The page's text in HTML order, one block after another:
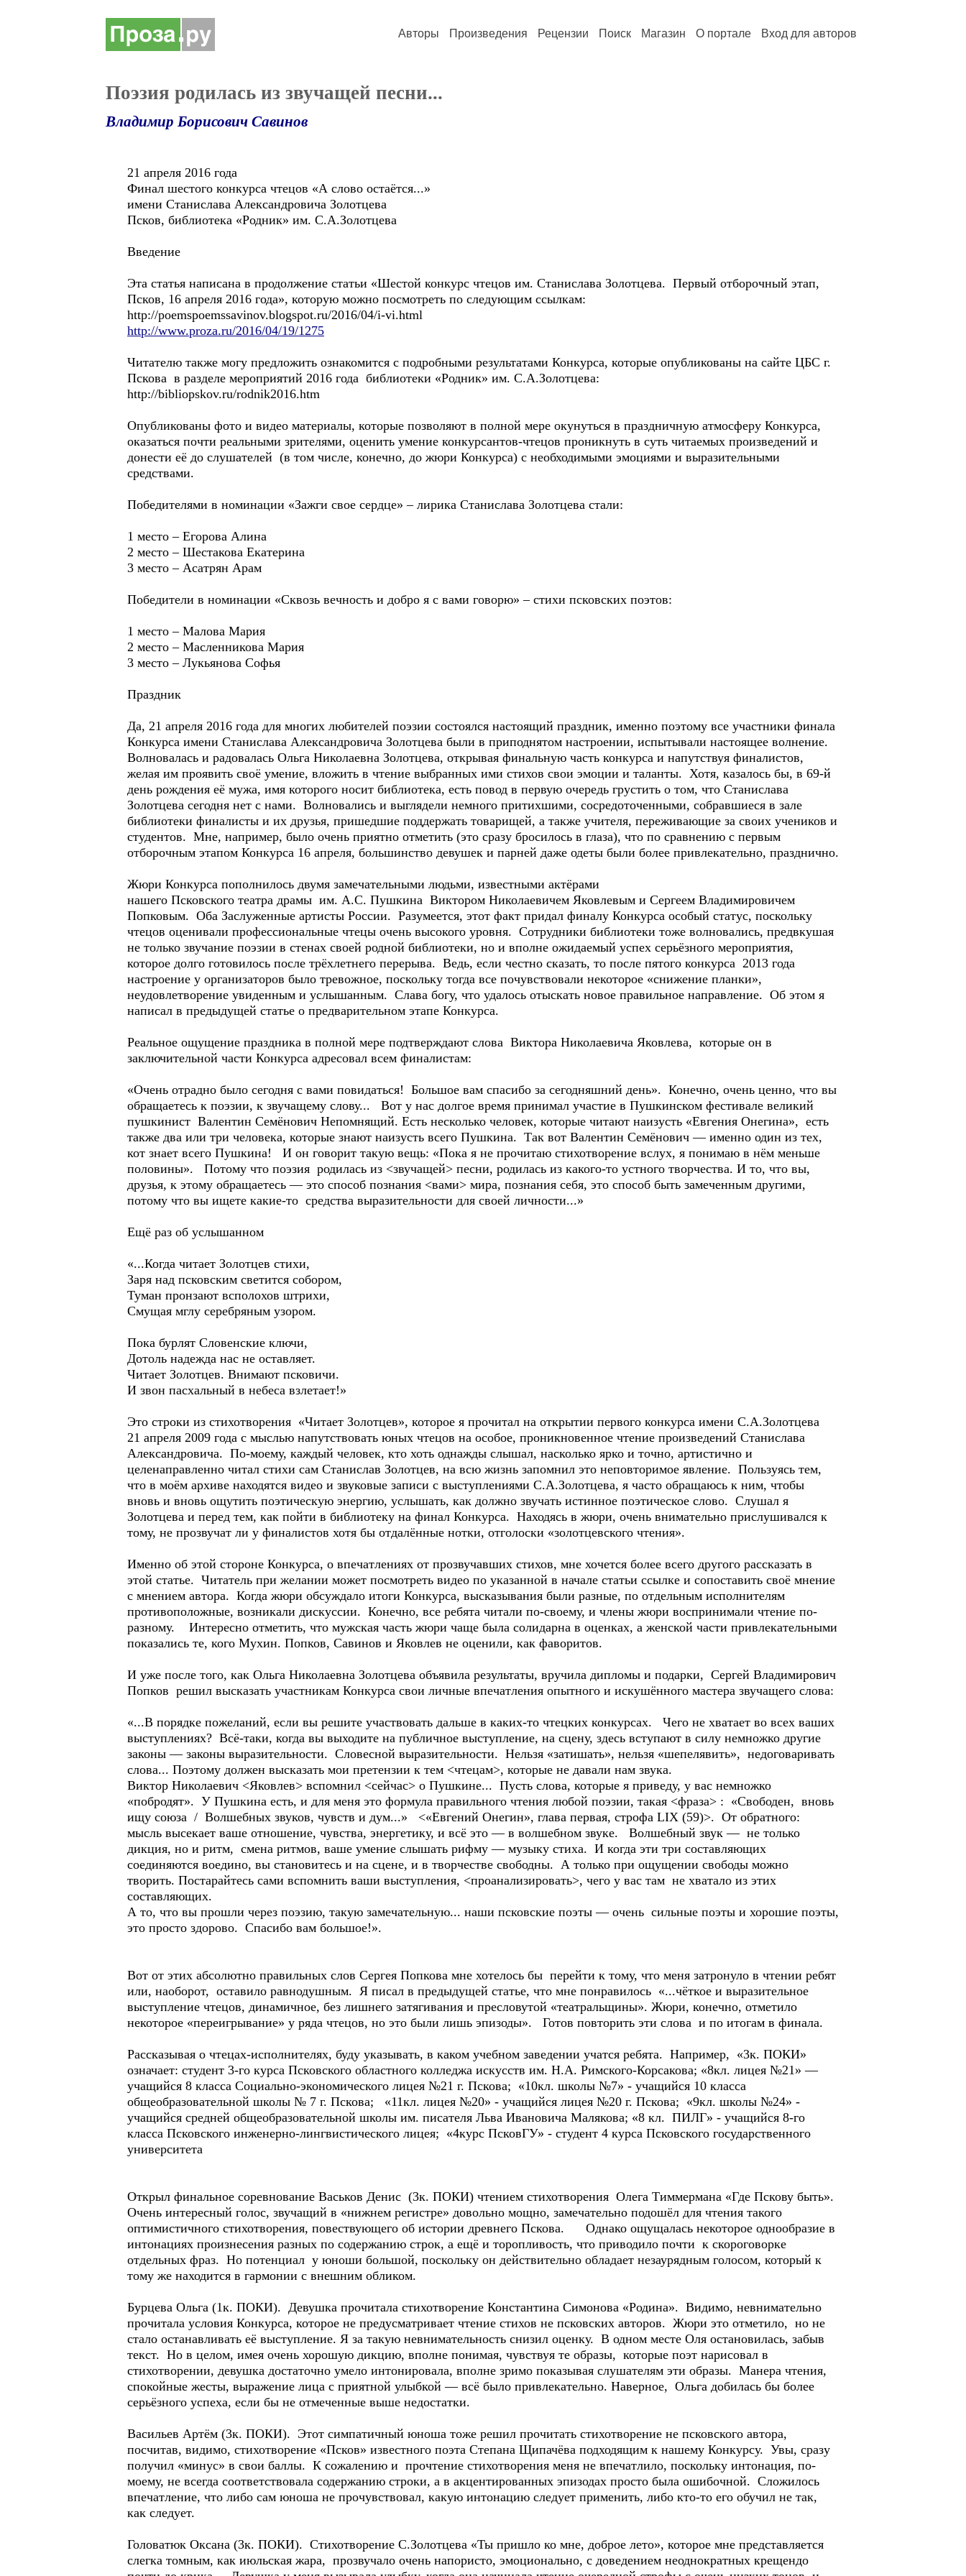
Авторы Произведения Рецензии Поиск Магазин О портале Вход для авторов
Поэзия родилась из звучащей песни...
Владимир Борисович Савинов
21 апреля 2016 года
Финал шестого конкурса чтецов «А слово остаётся...»
имени Станислава Александровича Золотцева
Псков, библиотека «Родник» им. С.А.Золотцева
Введение
Эта статья написана в продолжение статьи «Шестой конкурс чтецов им. Станислава Золотцева. Первый отборочный этап,
Псков, 16 апреля 2016 года», которую можно посмотреть по следующим ссылкам:
http://poemspoemssavinov.blogspot.ru/2016/04/i-vi.html
http://www.proza.ru/2016/04/19/1275
Читателю также могу предложить ознакомится с подробными результатами Конкурса, которые опубликованы на сайте ЦБС г.
Пскова в разделе мероприятий 2016 года библиотеки «Родник» им. С.А.Золотцева:
http://bibliopskov.ru/rodnik2016.htm
Опубликованы фото и видео материалы, которые позволяют в полной мере окунуться в праздничную атмосферу Конкурса,
оказаться почти реальными зрителями, оценить умение конкурсантов-чтецов проникнуть в суть читаемых произведений и
донести её до слушателей (в том числе, конечно, до жюри Конкурса) с необходимыми эмоциями и выразительными
средствами.
Победителями в номинации «Зажги свое сердце» – лирика Станислава Золотцева стали:
1 место – Егорова Алина
2 место – Шестакова Екатерина
3 место – Асатрян Арам
Победители в номинации «Сквозь вечность и добро я с вами говорю» – стихи псковских поэтов:
1 место – Малова Мария
2 место – Масленникова Мария
3 место – Лукьянова Софья
Праздник
Да, 21 апреля 2016 года для многих любителей поэзии состоялся настоящий праздник, именно поэтому все участники финала
Конкурса имени Станислава Александровича Золотцева были в приподнятом настроении, испытывали настоящее волнение.
Волновалась и радовалась Ольга Николаевна Золотцева, открывая финальную часть конкурса и напутствуя финалистов,
желая им проявить своё умение, вложить в чтение выбранных ими стихов свои эмоции и таланты. Хотя, казалось бы, в 69-й
день рождения её мужа, имя которого носит библиотека, есть повод в первую очередь грустить о том, что Станислава
Золотцева сегодня нет с нами. Волновались и выглядели немного притихшими, сосредоточенными, собравшиеся в зале
библиотеки финалисты и их друзья, пришедшие поддержать товарищей, а также учителя, переживающие за своих учеников и
студентов. Мне, например, было очень приятно отметить (это сразу бросилось в глаза), что по сравнению с первым
отборочным этапом Конкурса 16 апреля, большинство девушек и парней даже одеты были более привлекательно, празднично.
Жюри Конкурса пополнилось двумя замечательными людьми, известными актёрами
нашего Псковского театра драмы им. А.С. Пушкина Виктором Николаевичем Яковлевым и Сергеем Владимировичем
Попковым. Оба Заслуженные артисты России. Разумеется, этот факт придал финалу Конкурса особый статус, поскольку
чтецов оценивали профессиональные чтецы очень высокого уровня. Сотрудники библиотеки тоже волновались, предвкушая
не только звучание поэзии в стенах своей родной библиотеки, но и вполне ожидаемый успех серьёзного мероприятия,
которое долго готовилось после трёхлетнего перерыва. Ведь, если честно сказать, то после пятого конкурса 2013 года
настроение у организаторов было тревожное, поскольку тогда все почувствовали некоторое «снижение планки»,
неудовлетворение увиденным и услышанным. Слава богу, что удалось отыскать новое правильное направление. Об этом я
написал в предыдущей статье о предварительном этапе Конкурса.
Реальное ощущение праздника в полной мере подтверждают слова Виктора Николаевича Яковлева, которые он в
заключительной части Конкурса адресовал всем финалистам:
«Очень отрадно было сегодня с вами повидаться! Большое вам спасибо за сегодняшний день». Конечно, очень ценно, что вы
обращаетесь к поэзии, к звучащему слову... Вот у нас долгое время принимал участие в Пушкинском фестивале великий
пушкинист Валентин Семёнович Непомнящий. Есть несколько человек, которые читают наизусть «Евгения Онегина», есть
также два или три человека, которые знают наизусть всего Пушкина. Так вот Валентин Семёнович — именно один из тех,
кот знает всего Пушкина! И он говорит такую вещь: «Пока я не прочитаю стихотворение вслух, я понимаю в нём меньше
половины». Потому что поэзия родилась из <звучащей> песни, родилась из какого-то устного творчества. И то, что вы,
друзья, к этому обращаетесь — это способ познания <вами> мира, познания себя, это способ быть замеченным другими,
потому что вы ищете какие-то средства выразительности для своей личности...»
Ещё раз об услышанном
«...Когда читает Золотцев стихи,
Заря над псковским светится собором,
Туман пронзают всполохов штрихи,
Смущая мглу серебряным узором.
Пока бурлят Словенские ключи,
Дотоль надежда нас не оставляет.
Читает Золотцев. Внимают псковичи.
И звон пасхальный в небеса взлетает!»
Это строки из стихотворения «Читает Золотцев», которое я прочитал на открытии первого конкурса имени С.А.Золотцева
21 апреля 2009 года с мыслью напутствовать юных чтецов на особое, проникновенное чтение произведений Станислава
Александровича. По-моему, каждый человек, кто хоть однажды слышал, насколько ярко и точно, артистично и
целенаправленно читал стихи сам Станислав Золотцев, на всю жизнь запомнил это неповторимое явление. Пользуясь тем,
что в моём архиве находятся видео и звуковые записи с выступлениями С.А.Золотцева, я часто обращаюсь к ним, чтобы
вновь и вновь ощутить поэтическую энергию, услышать, как должно звучать истинное поэтическое слово. Слушал я
Золотцева и перед тем, как пойти в библиотеку на финал Конкурса. Находясь в жюри, очень внимательно прислушивался к
тому, не прозвучат ли у финалистов хотя бы отдалённые нотки, отголоски «золотцевского чтения».
Именно об этой стороне Конкурса, о впечатлениях от прозвучавших стихов, мне хочется более всего другого рассказать в
этой статье. Читатель при желании может посмотреть видео по указанной в начале статьи ссылке и сопоставить своё мнение
с мнением автора. Когда жюри обсуждало итоги Конкурса, высказывания были разные, по отдельным исполнителям
противоположные, возникали дискуссии. Конечно, все ребята читали по-своему, и члены жюри воспринимали чтение по-
разному. Интересно отметить, что мужская часть жюри чаще была солидарна в оценках, а женской части привлекательными
показались те, кого Мухин. Попков, Савинов и Яковлев не оценили, как фаворитов.
И уже после того, как Ольга Николаевна Золотцева объявила результаты, вручила дипломы и подарки, Сергей Владимирович
Попков решил высказать участникам Конкурса свои личные впечатления опытного и искушённого мастера звучащего слова:
«...В порядке пожеланий, если вы решите участвовать дальше в каких-то чтецких конкурсах. Чего не хватает во всех ваших
выступлениях? Всё-таки, когда вы выходите на публичное выступление, на сцену, здесь вступают в силу немножко другие
законы — законы выразительности. Словесной выразительности. Нельзя «затишать», нельзя «шепелявить», недоговаривать
слова... Поэтому должен высказать мои претензии к тем <чтецам>, которые не давали нам звука.
Виктор Николаевич <Яковлев> вспомнил <сейчас> о Пушкине... Пусть слова, которые я приведу, у вас немножко
«побродят». У Пушкина есть, и для меня это формула правильного чтения любой поэзии, такая <фраза> : «Свободен, вновь
ищу союза / Волшебных звуков, чувств и дум...» <«Евгений Онегин», глава первая, строфа LIX (59)>. От обратного:
мысль высекает ваше отношение, чувства, энергетику, и всё это — в волшебном звуке. Волшебный звук — не только
дикция, но и ритм, смена ритмов, ваше умение слышать рифму — музыку стиха. И когда эти три составляющих
соединяются воедино, вы становитесь и на сцене, и в творчестве свободны. А только при ощущении свободы можно
творить. Постарайтесь сами вспомнить ваши выступления, <проанализировать>, чего у вас там не хватало из этих
составляющих.
А то, что вы прошли через поэзию, такую замечательную... наши псковские поэты — очень сильные поэты и хорошие поэты,
это просто здорово. Спасибо вам большое!».
Вот от этих абсолютно правильных слов Сергея Попкова мне хотелось бы перейти к тому, что меня затронуло в чтении ребят
или, наоборот, оставило равнодушным. Я писал в предыдущей статье, что мне понравилось «...чёткое и выразительное
выступление чтецов, динамичное, без лишнего затягивания и пресловутой «театральщины». Жюри, конечно, отметило
некоторое «переигрывание» у ряда чтецов, но это были лишь эпизоды». Готов повторить эти слова и по итогам в финала.
Рассказывая о чтецах-исполнителях, буду указывать, в каком учебном заведении учатся ребята. Например, «3к. ПОКИ»
означает: студент 3-го курса Псковского областного колледжа искусств им. Н.А. Римского-Корсакова; «8кл. лицея №21» —
учащийся 8 класса Социально-экономического лицея №21 г. Пскова; «10кл. школы №7» - учащийся 10 класса
общеобразовательной школы № 7 г. Пскова; «11кл. лицея №20» - учащийся лицея №20 г. Пскова; «9кл. школы №24» -
учащийся средней общеобразовательной школы им. писателя Льва Ивановича Малякова; «8 кл. ПИЛГ» - учащийся 8-го
класса Псковского инженерно-лингвистического лицея; «4курс ПсковГУ» - студент 4 курса Псковского государственного
университета
Открыл финальное соревнование Васьков Денис (3к. ПОКИ) чтением стихотворения Олега Тиммермана «Где Пскову быть».
Очень интересный голос, звучащий в «нижнем регистре» довольно мощно, замечательно подошёл для чтения такого
оптимистичного стихотворения, повествующего об истории древнего Пскова. Однако ощущалась некоторое однообразие в
интонациях произнесения разных по содержанию строк, а ещё и торопливость, что приводило почти к скороговорке
отдельных фраз. Но потенциал у юноши большой, поскольку он действительно обладает незаурядным голосом, который к
тому же находится в гармонии с внешним обликом.
Бурцева Ольга (1к. ПОКИ). Девушка прочитала стихотворение Константина Симонова «Родина». Видимо, невнимательно
прочитала условия Конкурса, которое не предусматривает чтение стихов не псковских авторов. Жюри это отметило, но не
стало останавливать её выступление. Я за такую невнимательность снизил оценку. В одном месте Оля остановилась, забыв
текст. Но в целом, имея очень хорошую дикцию, вполне понимая, чувствуя те образы, которые поэт нарисовал в
стихотворении, девушка достаточно умело интонировала, вполне зримо показывая слушателям эти образы. Манера чтения,
спокойные жесты, выражение лица с приятной улыбкой — всё было привлекательно. Наверное, Ольга добилась бы более
серьёзного успеха, если бы не отмеченные выше недостатки.
Васильев Артём (3к. ПОКИ). Этот симпатичный юноша тоже решил прочитать стихотворение не псковского автора,
посчитав, видимо, стихотворение «Псков» известного поэта Степана Щипачёва подходящим к нашему Конкурсу. Увы, сразу
получил «минус» в свои баллы. К сожалению и прочтение стихотворения меня не впечатлило, поскольку интонация, по-
моему, не всегда соответствовала содержанию строки, а в акцентированных эпизодах просто была ошибочной. Сложилось
впечатление, что либо сам юноша не прочувствовал, какую интонацию следует применить, либо кто-то его обучил не так,
как следует.
Головатюк Оксана (3к. ПОКИ). Стихотворение С.Золотцева «Ты пришло ко мне, доброе лето», которое мне представляется
слегка томным, как июльская жара, прозвучало очень напористо, эмоционально, с доведением неоднократных крещендо